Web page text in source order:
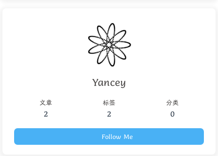
Yancey
文章
2
标签
2
分类
0
Follow Me